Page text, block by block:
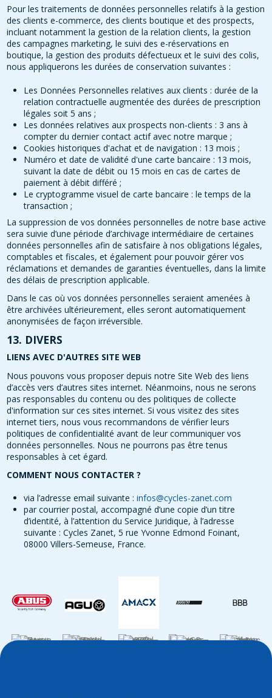
Pour les traitements de données personnelles relatifs à la gestion
des clients e-commerce, des clients boutique et des prospects,
incluant notamment la gestion de la relation clients, la gestion
des campagnes marketing, le suivi des e-réservations en
boutique, la gestion des produits défectueux et le suivi des colis,
nous appliquerons les durées de conservation suivantes :
Les Données Personnelles relatives aux clients : durée de la
relation contractuelle augmentée des durées de prescription
légales soit 5 ans ;
Les données relatives aux prospects non-clients : 3 ans à
compter du dernier contact actif avec notre marque ;
Cookies historiques d'achat et de navigation : 13 mois ;
Numéro et date de validité d'une carte bancaire : 13 mois,
suivant la date de débit ou 15 mois en cas de cartes de
paiement à débit différé ;
Le cryptogramme visuel de carte bancaire : le temps de la
transaction ;
La suppression de vos données personnelles de notre base active
sera suivie d’une période d’archivage intermédiaire de certaines
données personnelles afin de satisfaire à nos obligations légales,
comptables et fiscales, et également pour pouvoir gérer vos
réclamations et demandes de garanties éventuelles, dans la limite
des délais de prescription applicable.
Dans le cas où vos données personnelles seraient amenées à
être archivées ultérieurement, elles seront automatiquement
anonymisées de façon irréversible.
13. DIVERS
LIENS AVEC D'AUTRES SITE WEB
Nous pouvons vous proposer depuis notre Site Web des liens
d’accès vers d’autres sites internet. Néanmoins, nous ne serons
pas responsables du contenu ou des politiques de collecte
d'information sur ces sites internet. Si vous visitez des sites
internet tiers, nous vous recommandons de vérifier leurs
politiques de confidentialité avant de leur communiquer vos
données personnelles. Nous ne pourrons pas être tenus
responsables à cet égard.
COMMENT NOUS CONTACTER ?
via l’adresse email suivante : infos@cycles-zanet.com
par courrier postal, accompagné d’une copie d’un titre
d’identité, à l’attention du Service Juridique, à l’adresse
suivante : Cycles Zanet, 5 rue Yvonne Edmond Foinant,
08000 Villers-Semeuse, France.